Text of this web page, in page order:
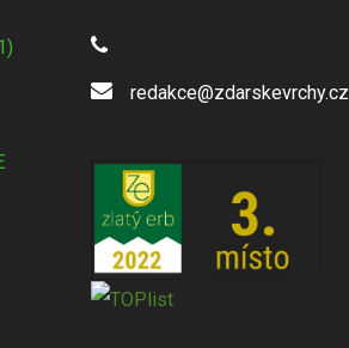
redakce@zdarskevrchy.cz